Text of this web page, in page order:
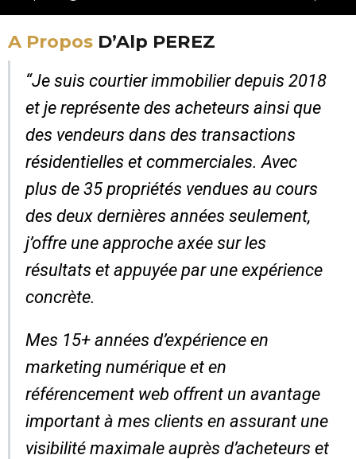
A Propos D’Alp PEREZ
“Je suis courtier immobilier depuis 2018
et je représente des acheteurs ainsi que
des vendeurs dans des transactions
résidentielles et commerciales. Avec
plus de 35 propriétés vendues au cours
des deux dernières années seulement,
j’offre une approche axée sur les
résultats et appuyée par une expérience
concrète.
Mes 15+ années d’expérience en
marketing numérique et en
référencement web offrent un avantage
important à mes clients en assurant une
visibilité maximale auprès d’acheteurs et